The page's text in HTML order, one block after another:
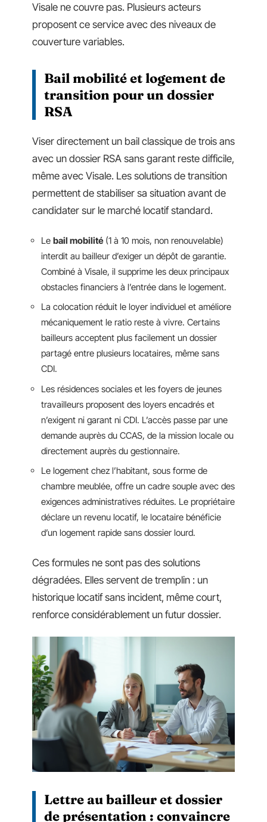
Visale ne couvre pas. Plusieurs acteurs
proposent ce service avec des niveaux de
couverture variables.
Bail mobilité et logement de
transition pour un dossier
RSA
Viser directement un bail classique de trois ans
avec un dossier RSA sans garant reste difficile,
même avec Visale. Les solutions de transition
permettent de stabiliser sa situation avant de
candidater sur le marché locatif standard.
Le bail mobilité (1 à 10 mois, non renouvelable)
interdit au bailleur d’exiger un dépôt de garantie.
Combiné à Visale, il supprime les deux principaux
obstacles financiers à l’entrée dans le logement.
La colocation réduit le loyer individuel et améliore
mécaniquement le ratio reste à vivre. Certains
bailleurs acceptent plus facilement un dossier
partagé entre plusieurs locataires, même sans
CDI.
Les résidences sociales et les foyers de jeunes
travailleurs proposent des loyers encadrés et
n’exigent ni garant ni CDI. L’accès passe par une
demande auprès du CCAS, de la mission locale ou
directement auprès du gestionnaire.
Le logement chez l’habitant, sous forme de
chambre meublée, offre un cadre souple avec des
exigences administratives réduites. Le propriétaire
déclare un revenu locatif, le locataire bénéficie
d’un logement rapide sans dossier lourd.
Ces formules ne sont pas des solutions
dégradées. Elles servent de tremplin : un
historique locatif sans incident, même court,
renforce considérablement un futur dossier.
Lettre au bailleur et dossier
de présentation : convaincre